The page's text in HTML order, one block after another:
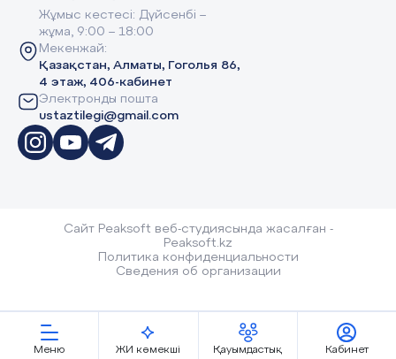
Меню ЖИ көмекші Қауымдастық Кабинет
Жұмыс кестесі: Дүйсенбі –
жұма, 9:00 – 18:00
Мекенжай:
Қазақстан, Алматы, Гоголья 86,
4 этаж, 406-кабинет
Электронды пошта
ustaztilegi@gmail.com
Сайт Peaksoft веб-студиясында жасалған -
Peaksoft.kz
Политика конфиденциальности
Сведения об организации